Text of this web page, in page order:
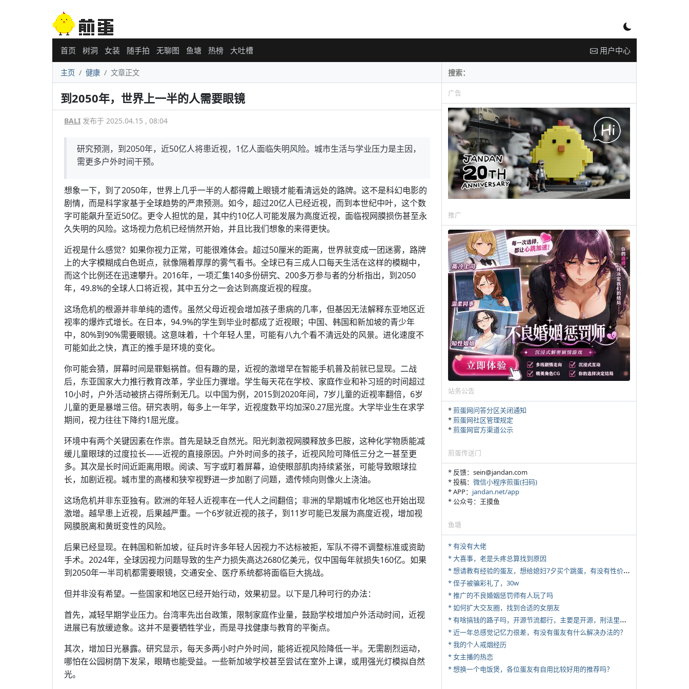
首页 树洞 女装 随手拍 无聊图 鱼塘 热榜 大吐槽 用户中心
主页 健康 文章正文
到2050年，世界上一半的人需要眼镜
BALI 发布于 2025.04.15 , 08:04
研究预测，到2050年，近50亿人将患近视，1亿人面临失明风险。城市生活与学业压力是主因，
需更多户外时间干预。
想象一下，到了2050年，世界上几乎一半的人都得戴上眼镜才能看清远处的路牌。这不是科幻电影的
剧情，而是科学家基于全球趋势的严肃预测。如今，超过20亿人已经近视，而到本世纪中叶，这个数
字可能飙升至近50亿。更令人担忧的是，其中约10亿人可能发展为高度近视，面临视网膜损伤甚至永
久失明的风险。这场视力危机已经悄然开始，并且比我们想象的来得更快。
近视是什么感觉？如果你视力正常，可能很难体会。超过50厘米的距离，世界就变成一团迷雾，路牌
上的大字模糊成白色斑点，就像隔着厚厚的雾气看书。全球已有三成人口每天生活在这样的模糊中，
而这个比例还在迅速攀升。2016年，一项汇集140多份研究、200多万参与者的分析指出，到2050
年，49.8%的全球人口将近视，其中五分之一会达到高度近视的程度。
这场危机的根源并非单纯的遗传。虽然父母近视会增加孩子患病的几率，但基因无法解释东亚地区近
视率的爆炸式增长。在日本，94.9%的学生到毕业时都成了近视眼；中国、韩国和新加坡的青少年
中，80%到90%需要眼镜。这意味着，十个年轻人里，可能有八九个看不清远处的风景。进化速度不
可能如此之快，真正的推手是环境的变化。
你可能会猜，屏幕时间是罪魁祸首。但有趣的是，近视的激增早在智能手机普及前就已显现。二战
后，东亚国家大力推行教育改革，学业压力骤增。学生每天花在学校、家庭作业和补习班的时间超过
10小时，户外活动被挤占得所剩无几。以中国为例，2015到2020年间，7岁儿童的近视率翻倍，6岁
儿童的更是暴增三倍。研究表明，每多上一年学，近视度数平均加深0.27屈光度。大学毕业生在求学
期间，视力往往下降约1屈光度。
环境中有两个关键因素在作祟。首先是缺乏自然光。阳光刺激视网膜释放多巴胺，这种化学物质能减
缓儿童眼球的过度拉长——近视的直接原因。户外时间多的孩子，近视风险可降低三分之一甚至更
多。其次是长时间近距离用眼。阅读、写字或盯着屏幕，迫使眼部肌肉持续紧张，可能导致眼球拉
长，加剧近视。城市里的高楼和狭窄视野进一步加剧了问题，遗传倾向则像火上浇油。
这场危机并非东亚独有。欧洲的年轻人近视率在一代人之间翻倍；非洲的早期城市化地区也开始出现
激增。越早患上近视，后果越严重。一个6岁就近视的孩子，到11岁可能已发展为高度近视，增加视
网膜脱离和黄斑变性的风险。
后果已经显现。在韩国和新加坡，征兵时许多年轻人因视力不达标被拒，军队不得不调整标准或资助
手术。2024年，全球因视力问题导致的生产力损失高达2680亿美元，仅中国每年就损失160亿。如果
到2050年一半司机都需要眼镜，交通安全、医疗系统都将面临巨大挑战。
但并非没有希望。一些国家和地区已经开始行动，效果初显。以下是几种可行的办法：
首先，减轻早期学业压力。台湾率先出台政策，限制家庭作业量，鼓励学校增加户外活动时间，近视
进展已有放缓迹象。这并不是要牺牲学业，而是寻找健康与教育的平衡点。
其次，增加日光暴露。研究显示，每天多两小时户外时间，能将近视风险降低一半。无需剧烈运动，
哪怕在公园树荫下发呆，眼睛也能受益。一些新加坡学校甚至尝试在室外上课，或用强光灯模拟自然
光。
广告
推广
站务公告
*煎蛋网问答分区关闭通知
*煎蛋网社区管理规定
*煎蛋网官方渠道公示
煎蛋传送门
* 反馈：sein@jandan.com
* 投稿： 微信小程序煎蛋(扫码)
* APP： jandan.net/app
* 公众号：王摸鱼
鱼塘
* 有没有大佬
* 大喜事，老是头疼总算找到原因
*
想请教有经验的蛋友，想给媳妇7夕买个跳蛋，有没有性价比高的推荐
* 侄子被骗彩礼了，30w
* 推广的不良婚姻惩罚师有人玩了吗
* 如何扩大交友圈，找到合适的女朋友
*
有啥搞钱的路子吗，开源节流都行，主要是开源，刑法里的咱不做
* 近一年总感觉记忆力很差，有没有蛋友有什么解决办法的？
* 我的个人戒烟经历
* 女主播的热恋
* 想换一个电饭煲，各位蛋友有自用比较好用的推荐吗？